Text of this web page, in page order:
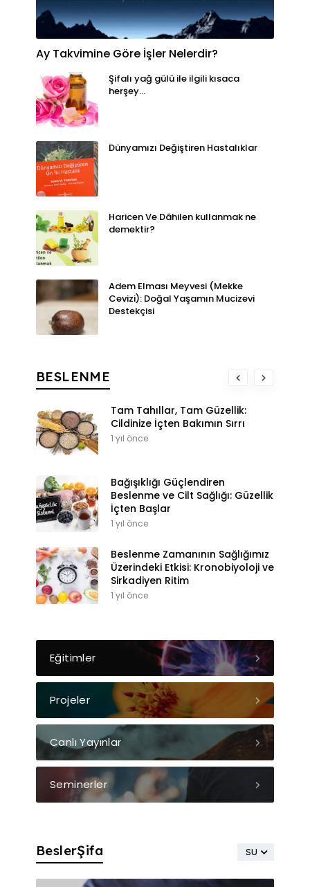
Ay Takvimine Göre İşler Nelerdir?
Şifalı yağ gülü ile ilgili kısaca
herşey...
Dünyamızı Değiştiren Hastalıklar
Haricen Ve Dâhilen kullanmak ne
demektir?
Adem Elması Meyvesi (Mekke
Cevizi): Doğal Yaşamın Mucizevi
Destekçisi
BESLENME
Tam Tahıllar, Tam Güzellik:
Cildinize İçten Bakımın Sırrı
1 yıl önce
Bağışıklığı Güçlendiren
Beslenme ve Cilt Sağlığı: Güzellik
İçten Başlar
1 yıl önce
Beslenme Zamanının Sağlığımız
Üzerindeki Etkisi: Kronobiyoloji ve
Sirkadiyen Ritim
1 yıl önce
Eğitimler
Projeler
Canlı Yayınlar
Seminerler
SU
BeslerŞifa